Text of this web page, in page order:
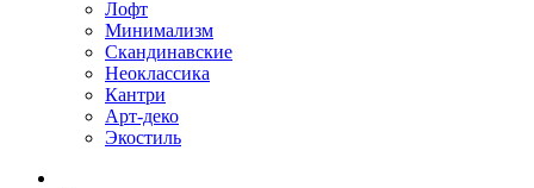
Лофт
Минимализм
Скандинавские
Неоклассика
Кантри
Арт-деко
Экостиль